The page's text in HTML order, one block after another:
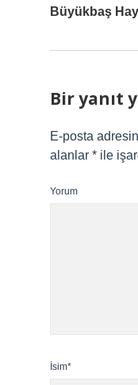
Büyükbaş
Bir yanıt
E-posta
alanlar * ile
Yorum
İsim*